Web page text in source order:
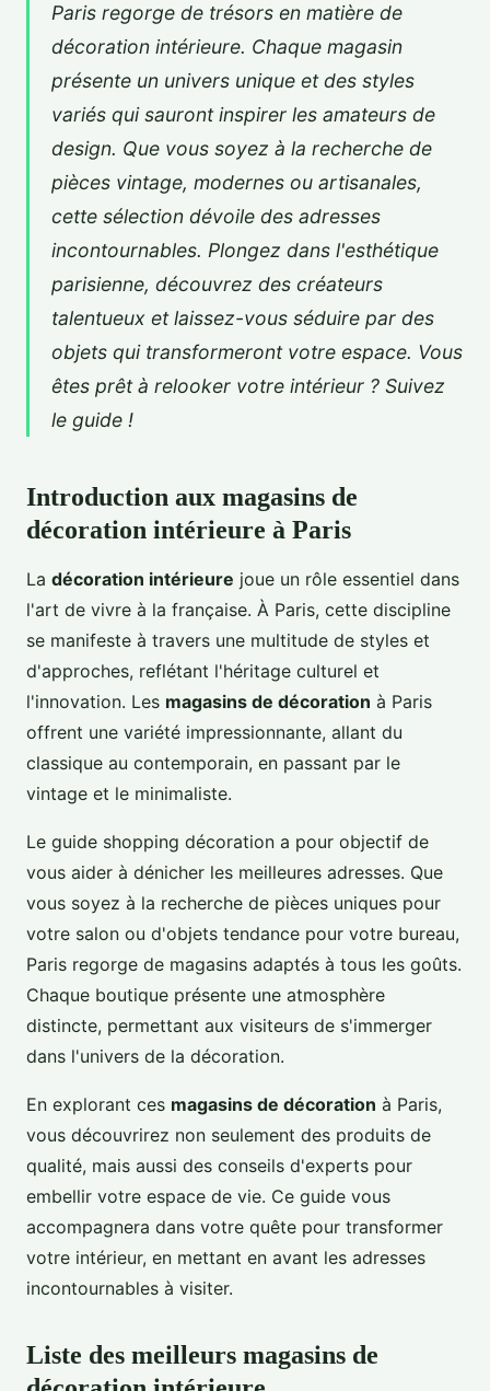
Paris regorge de trésors en matière de
décoration intérieure. Chaque magasin
présente un univers unique et des styles
variés qui sauront inspirer les amateurs de
design. Que vous soyez à la recherche de
pièces vintage, modernes ou artisanales,
cette sélection dévoile des adresses
incontournables. Plongez dans l'esthétique
parisienne, découvrez des créateurs
talentueux et laissez-vous séduire par des
objets qui transformeront votre espace. Vous
êtes prêt à relooker votre intérieur ? Suivez
le guide !
Introduction aux magasins de
décoration intérieure à Paris
La décoration intérieure joue un rôle essentiel dans
l'art de vivre à la française. À Paris, cette discipline
se manifeste à travers une multitude de styles et
d'approches, reflétant l'héritage culturel et
l'innovation. Les magasins de décoration à Paris
offrent une variété impressionnante, allant du
classique au contemporain, en passant par le
vintage et le minimaliste.
Le guide shopping décoration a pour objectif de
vous aider à dénicher les meilleures adresses. Que
vous soyez à la recherche de pièces uniques pour
votre salon ou d'objets tendance pour votre bureau,
Paris regorge de magasins adaptés à tous les goûts.
Chaque boutique présente une atmosphère
distincte, permettant aux visiteurs de s'immerger
dans l'univers de la décoration.
En explorant ces magasins de décoration à Paris,
vous découvrirez non seulement des produits de
qualité, mais aussi des conseils d'experts pour
embellir votre espace de vie. Ce guide vous
accompagnera dans votre quête pour transformer
votre intérieur, en mettant en avant les adresses
incontournables à visiter.
Liste des meilleurs magasins de